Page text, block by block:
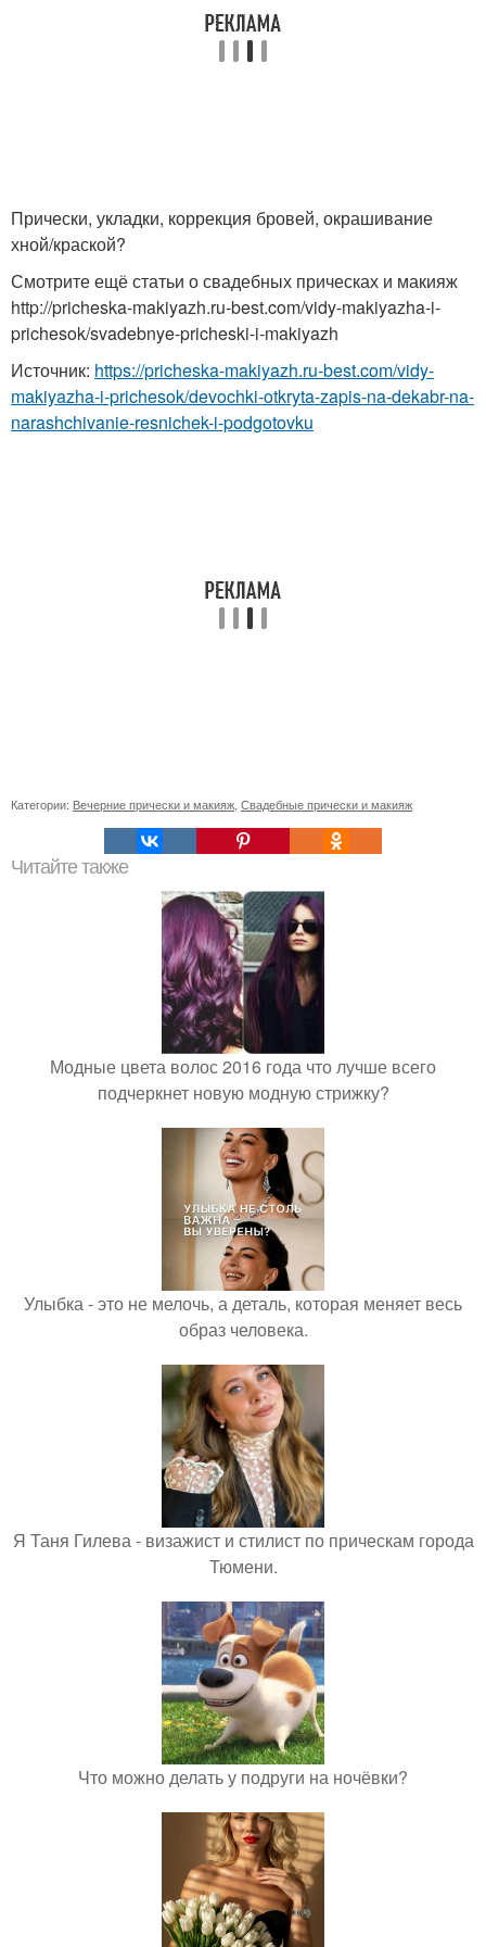
Прически, укладки, коррекция бровей, окрашивание
хной/краской?
Смотрите ещё статьи о свадебных прическах и макияж
http://pricheska-makiyazh.ru-best.com/vidy-makiyazha-i-
prichesok/svadebnye-pricheski-i-makiyazh
Источник: https://pricheska-makiyazh.ru-best.com/vidy-
makiyazha-i-prichesok/devochki-otkryta-zapis-na-dekabr-na-
narashchivanie-resnichek-i-podgotovku
Категории: Вечерние прически и макияж Свадебные прически и макияж
Читайте также
Модные цвета волос 2016 года что лучше всего
подчеркнет новую модную стрижку?
Улыбка - это не мелочь, а деталь, которая меняет весь
образ человека.
Я Таня Гилева - визажист и стилист по прическам города
Тюмени.
Что можно делать у подруги на ночёвки?